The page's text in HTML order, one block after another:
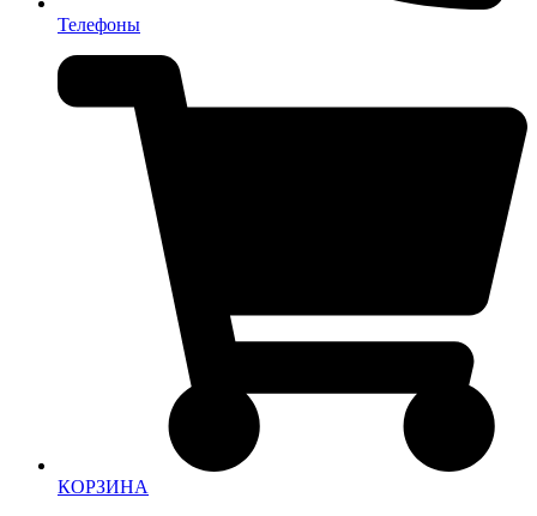
Телефоны
КОРЗИНА